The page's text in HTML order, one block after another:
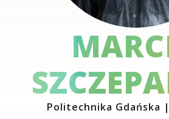
Politechnika Gdańska